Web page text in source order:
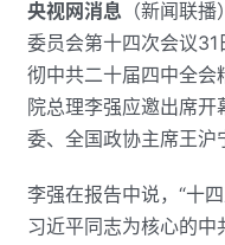
央视网消息 （新闻联
委员会第十四次会议
彻中共二十届四中全会
院总理李强应邀出席
委、全国政协主席王沪
李强在报告中说，“十
习近平同志为核心的